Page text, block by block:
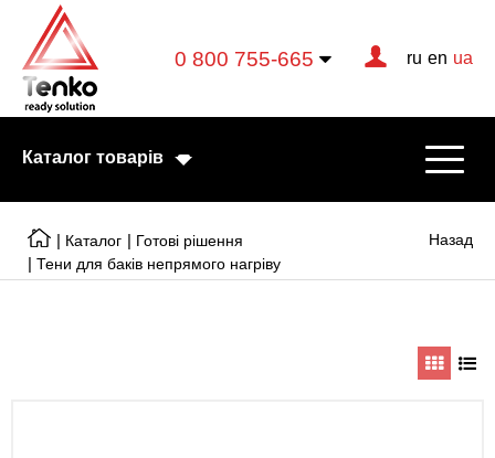
0 800 755-665 ru en ua
Каталог товарів
Назад
| Каталог | Готові рішення
| Тени для баків непрямого нагріву